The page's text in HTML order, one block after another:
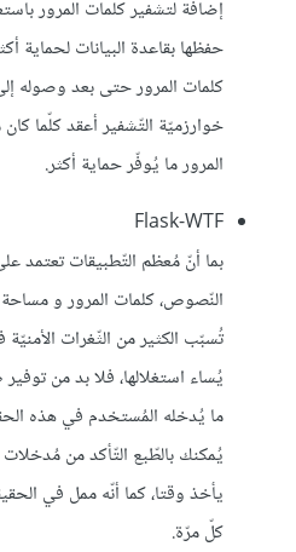
حفظها بقاعدة البيانات لحماية
كلمات المرور حتى بعد وصوله
خوارزميّة التّشفير أعقد كلّما
المرور ما يُوفّر حماية أكثر.
Flask-WTF
تُسبّب الكثير من الثّغرات
يُساء استغلالها، فلا بد من
ما يُدخله المُستخدم في هذه
يُمكنك بالطّبع التّأكد من
يأخذ وقتا، كما أنّه ممل في
كلّ مرّة.